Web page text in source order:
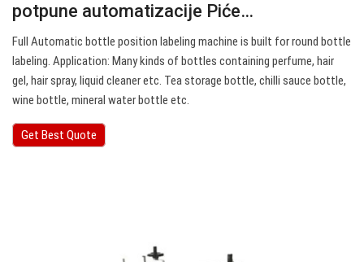
potpune automatizacije Piće…
Full Automatic bottle position labeling machine is built for round bottle
labeling. Application: Many kinds of bottles containing perfume, hair
gel, hair spray, liquid cleaner etc. Tea storage bottle, chilli sauce bottle,
wine bottle, mineral water bottle etc.
Get Best Quote